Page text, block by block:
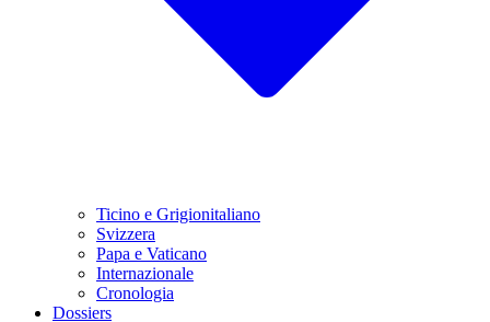
Ticino e Grigionitaliano
Svizzera
Papa e Vaticano
Internazionale
Cronologia
Dossiers